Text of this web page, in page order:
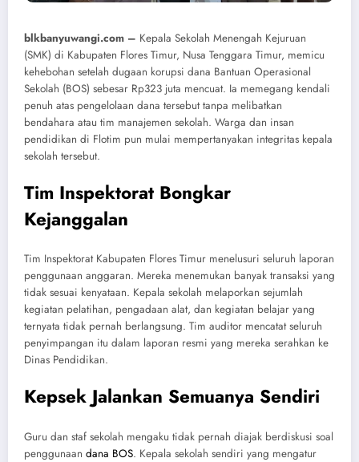
blkbanyuwangi.com – Kepala Sekolah Menengah Kejuruan
(SMK) di Kabupaten Flores Timur, Nusa Tenggara Timur, memicu
kehebohan setelah dugaan korupsi dana Bantuan Operasional
Sekolah (BOS) sebesar Rp323 juta mencuat. Ia memegang kendali
penuh atas pengelolaan dana tersebut tanpa melibatkan
bendahara atau tim manajemen sekolah. Warga dan insan
pendidikan di Flotim pun mulai mempertanyakan integritas kepala
sekolah tersebut.
Tim Inspektorat Bongkar
Kejanggalan
Tim Inspektorat Kabupaten Flores Timur menelusuri seluruh laporan
penggunaan anggaran. Mereka menemukan banyak transaksi yang
tidak sesuai kenyataan. Kepala sekolah melaporkan sejumlah
kegiatan pelatihan, pengadaan alat, dan kegiatan belajar yang
ternyata tidak pernah berlangsung. Tim auditor mencatat seluruh
penyimpangan itu dalam laporan resmi yang mereka serahkan ke
Dinas Pendidikan.
Kepsek Jalankan Semuanya Sendiri
Guru dan staf sekolah mengaku tidak pernah diajak berdiskusi soal
penggunaan dana BOS. Kepala sekolah sendiri yang mengatur